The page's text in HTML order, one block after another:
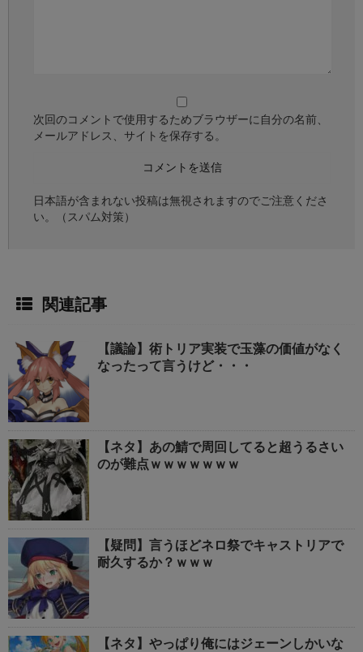
次回のコメントで使用するためブラウザーに自分の名前、
メールアドレス、サイトを保存する。
日本語が含まれない投稿は無視されますのでご注意くださ
い。（スパム対策）
関連記事
【議論】術トリア実装で玉藻の価値がなく
なったって言うけど・・・
【ネタ】あの鯖で周回してると超うるさい
のが難点ｗｗｗｗｗｗｗ
【疑問】言うほどネロ祭でキャストリアで
耐久するか？ｗｗｗ
【ネタ】やっぱり俺にはジェーンしかいな